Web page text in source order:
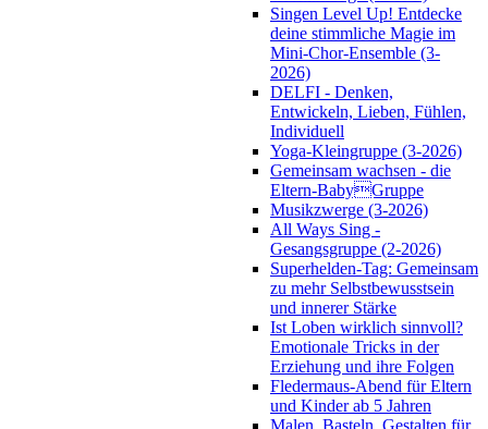
Singen Level Up! Entdecke
deine stimmliche Magie im
Mini-Chor-Ensemble (3-
2026)
DELFI - Denken,
Entwickeln, Lieben, Fühlen,
Individuell
Yoga-Kleingruppe (3-2026)
Gemeinsam wachsen - die
Eltern-BabyGruppe
Musikzwerge (3-2026)
All Ways Sing -
Gesangsgruppe (2-2026)
Superhelden-Tag: Gemeinsam
zu mehr Selbstbewusstsein
und innerer Stärke
Ist Loben wirklich sinnvoll?
Emotionale Tricks in der
Erziehung und ihre Folgen
Fledermaus-Abend für Eltern
und Kinder ab 5 Jahren
Malen, Basteln, Gestalten für